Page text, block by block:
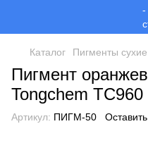
Каталог Пигменты
Пигмент
Tongchem ТС960
Артикул: ПИГМ-50